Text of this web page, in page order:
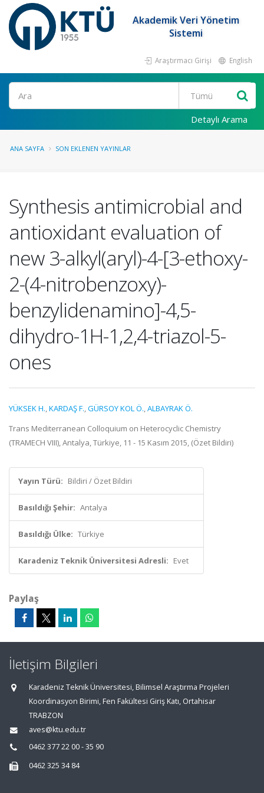
Akademik Veri Yönetim
Sistemi
Araştırmacı Girişi English
Ara
Detaylı Arama
ANA SAYFA SON EKLENEN YAYINLAR
Synthesis antimicrobial and
antioxidant evaluation of
new 3-alkyl(aryl)-4-[3-ethoxy-
2-(4-nitrobenzoxy)-
benzylidenamino]-4,5-
dihydro-1H-1,2,4-triazol-5-
ones
YÜKSEK H.,KARDAŞ F.,GÜRSOY KOL Ö.,ALBAYRAK Ö.
Trans Mediterranean Colloquium on Heterocyclic Chemistry
(TRAMECH VIII), Antalya, Türkiye, 11 - 15 Kasım 2015, (Özet Bildiri)
Yayın Türü: Bildiri / Özet Bildiri
Basıldığı Şehir: Antalya
Basıldığı Ülke: Türkiye
Karadeniz Teknik Üniversitesi Adresli: Evet
Paylaş
İletişim Bilgileri
Karadeniz Teknik Üniversitesi, Bilimsel Araştırma Projeleri
Koordinasyon Birimi, Fen Fakültesi Giriş Katı, Ortahisar
TRABZON
aves@ktu.edu.tr
0462 377 22 00 - 35 90
0462 325 34 84